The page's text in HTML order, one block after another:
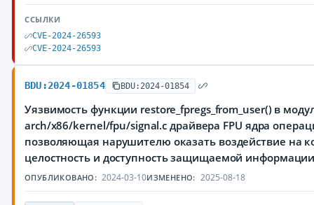
ССЫЛКИ
CVE-2024-26593
CVE-2024-26593
BDU:2024-01854 BDU:2024-01854
Уязвимость функции restore_fpregs_from_user() в
arch/x86/kernel/fpu/signal.c драйвера FPU ядра
позволяющая нарушителю оказать воздействие на
целостность и доступность защищаемой
ОПУБЛИКОВАНО: 2024-03-10ИЗМЕНЕНО: 2025-08-18